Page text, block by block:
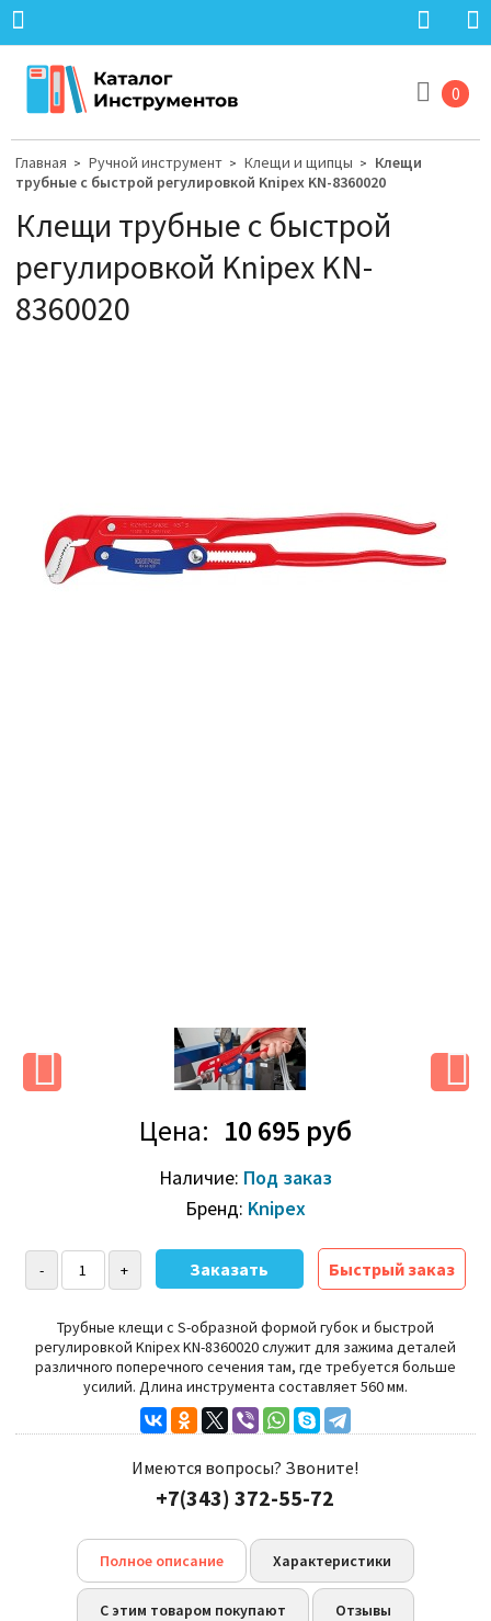
0
Главная > Ручной инструмент > Клещи и щипцы > Клещи
трубные с быстрой регулировкой Knipex KN-8360020
Клещи трубные с быстрой
регулировкой Knipex KN-
8360020
Цена: 10 695 руб
Наличие: Под заказ
Бренд: Knipex
Быстрый заказ
Трубные клещи с S-образной формой губок и быстрой
регулировкой Knipex KN-8360020 служит для зажима деталей
различного поперечного сечения там, где требуется больше
усилий. Длина инструмента составляет 560 мм.
Имеются вопросы? Звоните!
+7(343) 372-55-72
Полное описание Характеристики
С этим товаром покупают Отзывы